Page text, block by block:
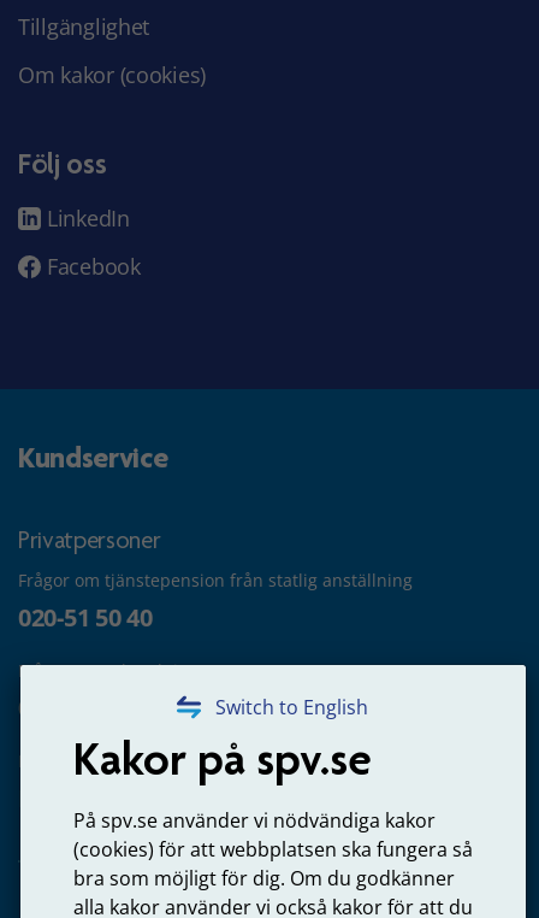
Switch to English
Kakor på spv.se
På spv.se använder vi nödvändiga kakor
(cookies) för att webbplatsen ska fungera så
bra som möjligt för dig. Om du godkänner
alla kakor använder vi också kakor för att du
Tillgänglighet
Om kakor (cookies)
Följ oss
LinkedIn
Facebook
Kundservice
Privatpersoner
Frågor om tjänstepension från statlig anställning
020-51 50 40
Frågor om utbetalning
020-65 00 65
Kontakta oss